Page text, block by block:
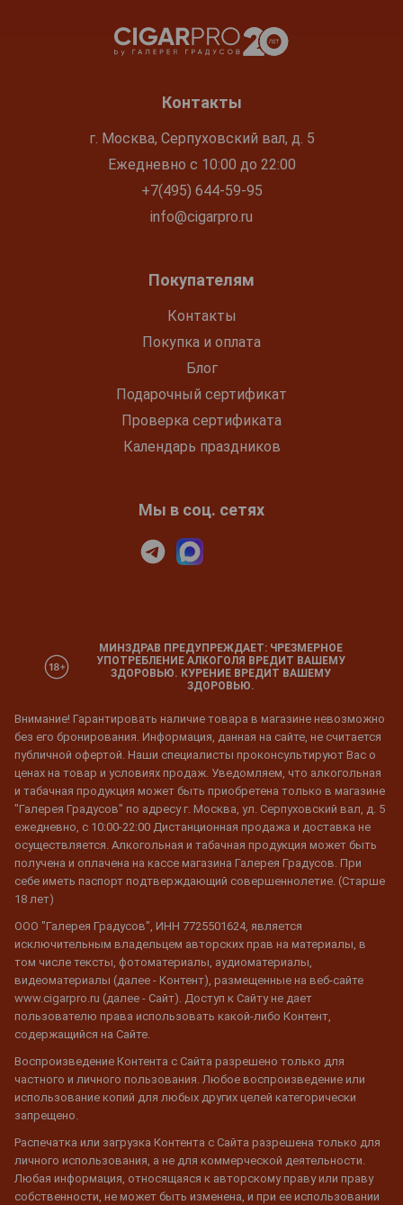
Контакты
г. Москва, Серпуховский вал, д. 5
Ежедневно с 10:00 до 22:00
+7(495) 644-59-95
info@cigarpro.ru
Покупателям
Контакты
Покупка и оплата
Блог
Подарочный сертификат
Проверка сертификата
Календарь праздников
Мы в соц. сетях
МИНЗДРАВ ПРЕДУПРЕЖДАЕТ: ЧРЕЗМЕРНОЕ
УПОТРЕБЛЕНИЕ АЛКОГОЛЯ ВРЕДИТ ВАШЕМУ
ЗДОРОВЬЮ. КУРЕНИЕ ВРЕДИТ ВАШЕМУ
ЗДОРОВЬЮ.
Внимание! Гарантировать наличие товара в магазине невозможно
без его бронирования. Информация, данная на сайте, не считается
публичной офертой. Наши специалисты проконсультируют Вас о
ценах на товар и условиях продаж. Уведомляем, что алкогольная
и табачная продукция может быть приобретена только в магазине
"Галерея Градусов" по адресу г. Москва, ул. Серпуховский вал, д. 5
ежедневно, с 10:00-22:00 Дистанционная продажа и доставка не
осуществляется. Алкогольная и табачная продукция может быть
получена и оплачена на кассе магазина Галерея Градусов. При
себе иметь паспорт подтверждающий совершеннолетие. (Старше
18 лет)
ООО "Галерея Градусов", ИНН 7725501624, является
исключительным владельцем авторских прав на материалы, в
том числе тексты, фотоматериалы, аудиоматериалы,
видеоматериалы (далее - Контент), размещенные на веб-сайте
www.cigarpro.ru (далее - Сайт). Доступ к Сайту не дает
пользователю права использовать какой-либо Контент,
содержащийся на Сайте.
Воспроизведение Контента с Сайта разрешено только для
частного и личного пользования. Любое воспроизведение или
использование копий для любых других целей категорически
запрещено.
Распечатка или загрузка Контента с Сайта разрешена только для
личного использования, а не для коммерческой деятельности.
Любая информация, относящаяся к авторскому праву или праву
собственности, не может быть изменена, и при ее использовании